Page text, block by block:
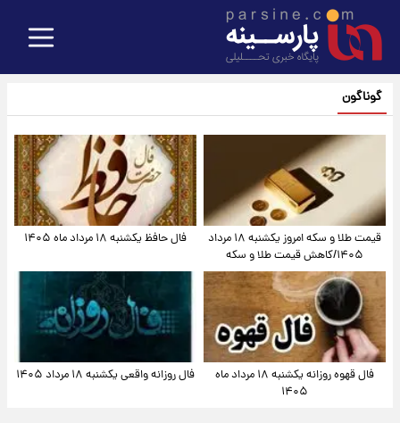
گوناگون
قیمت طلا و سکه امروز یکشنبه ۱۸ مرداد
۱۴۰۵/کاهش قیمت طلا و سکه
فال حافظ یکشنبه ۱۸ مرداد ماه ۱۴۰۵
فال قهوه روزانه یکشنبه ۱۸ مرداد ماه
۱۴۰۵
فال روزانه واقعی یکشنبه ۱۸ مرداد ۱۴۰۵